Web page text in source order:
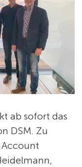
ab sofort das
DSM. Zu